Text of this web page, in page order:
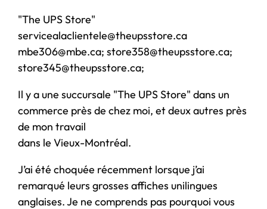
"The UPS Store"
servicealaclientele@theupsstore.ca
mbe306@mbe.ca; store358@theupsstore.ca;
store345@theupsstore.ca;
Il y a une succursale "The UPS Store" dans un
commerce près de chez moi, et deux autres près
de mon travail
dans le Vieux-Montréal.
J’ai été choquée récemment lorsque j’ai
remarqué leurs grosses affiches unilingues
anglaises. Je ne comprends pas pourquoi vous